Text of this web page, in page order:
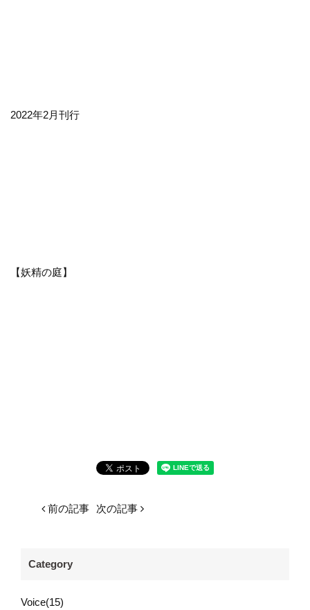
2022年2月刊行
【妖精の庭】
前の記事 次の記事
Category
Voice(15)